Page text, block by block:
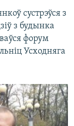
сустрэўся з
з будынка
форум
Усходняга